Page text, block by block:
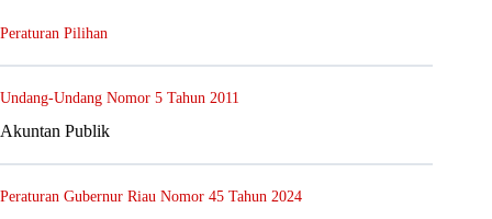
Peraturan Pilihan
Undang-Undang Nomor 5 Tahun 2011
Akuntan Publik
Peraturan Gubernur Riau Nomor 45 Tahun 2024